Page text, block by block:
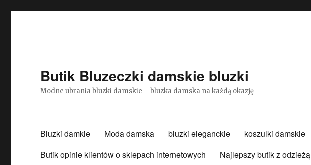
Butik Bluzeczki damskie bluzki
Modne ubrania bluzki damskie – bluzka damska na każdą okazję
Bluzki damkie Moda damska bluzki eleganckie koszulki damskie
Butik opinie klientów o sklepach internetowych
Najlepszy butik z odzieżą